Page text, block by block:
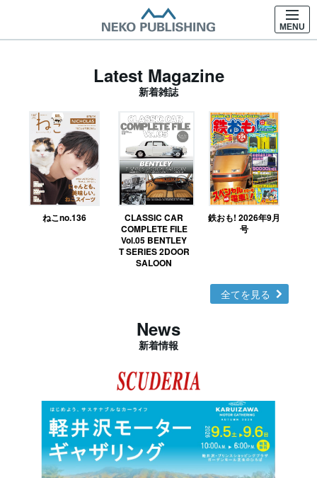
MENU
Latest Magazine
新着雑誌
ねこno.136
CLASSIC CAR
COMPLETE FILE
Vol.05 BENTLEY
T SERIES 2DOOR
SALOON
鉄おも! 2026年9月
号
全てを見る
News
新着情報